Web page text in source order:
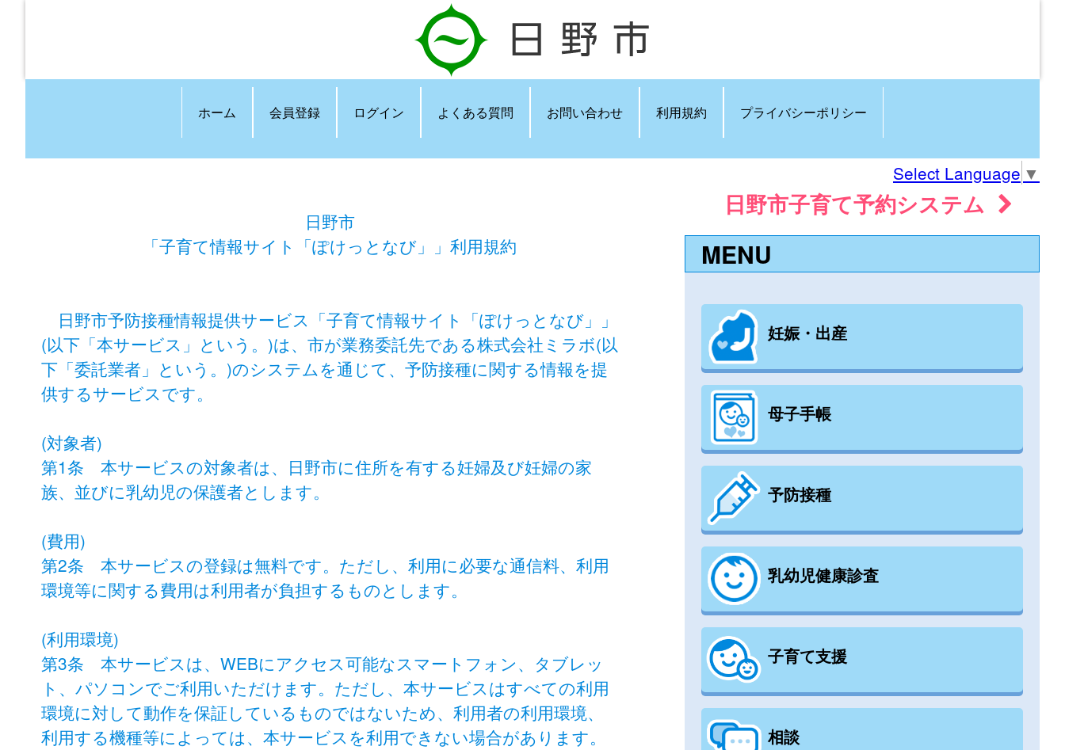
ホーム 会員登録 ログイン よくある質問 お問い合わせ 利用規約 プライバシーポリシー
Select Language ▼
日野市
「子育て情報サイト「ぽけっとなび」」利用規約
日野市予防接種情報提供サービス「子育て情報サイト「ぽけっとなび」」
(以下「本サービス」という。)は、市が業務委託先である株式会社ミラボ(以
下「委託業者」という。)のシステムを通じて、予防接種に関する情報を提
供するサービスです。
(対象者)
第1条 本サービスの対象者は、日野市に住所を有する妊婦及び妊婦の家
族、並びに乳幼児の保護者とします。
(費用)
第2条 本サービスの登録は無料です。ただし、利用に必要な通信料、利用
環境等に関する費用は利用者が負担するものとします。
(利用環境)
第3条 本サービスは、WEBにアクセス可能なスマートフォン、タブレッ
ト、パソコンでご利用いただけます。ただし、本サービスはすべての利用
環境に対して動作を保証しているものではないため、利用者の利用環境、
利用する機種等によっては、本サービスを利用できない場合があります。
日野市子育て予約システム
MENU
妊娠・出産
母子手帳
予防接種
乳幼児健康診査
子育て支援
相談